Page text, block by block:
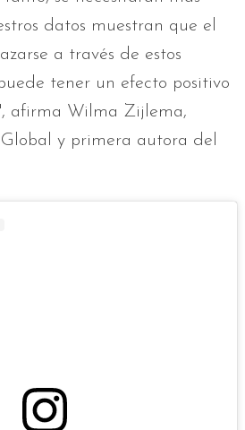
datos muestran que el
a través de estos
tener un efecto positivo
afirma Wilma Zijlema,
y primera autora del